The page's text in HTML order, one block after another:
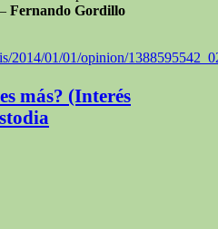
Fernando Gordillo
2014/01/01/opinion/
más? (Interés